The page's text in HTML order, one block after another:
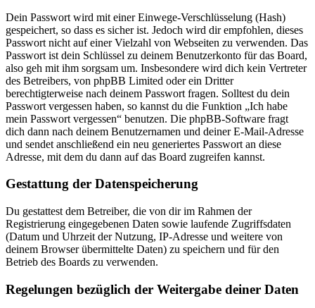
Dein Passwort wird mit einer Einwege-Verschlüsselung (Hash)
gespeichert, so dass es sicher ist. Jedoch wird dir empfohlen, dieses
Passwort nicht auf einer Vielzahl von Webseiten zu verwenden. Das
Passwort ist dein Schlüssel zu deinem Benutzerkonto für das Board,
also geh mit ihm sorgsam um. Insbesondere wird dich kein Vertreter
des Betreibers, von phpBB Limited oder ein Dritter
berechtigterweise nach deinem Passwort fragen. Solltest du dein
Passwort vergessen haben, so kannst du die Funktion „Ich habe
mein Passwort vergessen“ benutzen. Die phpBB-Software fragt
dich dann nach deinem Benutzernamen und deiner E-Mail-Adresse
und sendet anschließend ein neu generiertes Passwort an diese
Adresse, mit dem du dann auf das Board zugreifen kannst.
Gestattung der Datenspeicherung
Du gestattest dem Betreiber, die von dir im Rahmen der
Registrierung eingegebenen Daten sowie laufende Zugriffsdaten
(Datum und Uhrzeit der Nutzung, IP-Adresse und weitere von
deinem Browser übermittelte Daten) zu speichern und für den
Betrieb des Boards zu verwenden.
Regelungen bezüglich der Weitergabe deiner Daten